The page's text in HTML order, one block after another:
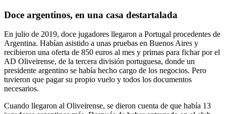
Doce argentinos, en una casa destartalada
En julio de 2019, doce jugadores llegaron a Portugal procedentes de
Argentina. Habían asistido a unas pruebas en Buenos Aires y
recibieron una oferta de 850 euros al mes y primas para fichar por el
AD Oliveirense, de la tercera división portuguesa, donde un
presidente argentino se había hecho cargo de los negocios. Pero
tuvieron que pagar su propio vuelo y todos los documentos
necesarios.
Cuando llegaron al Oliveirense, se dieron cuenta de que había 13